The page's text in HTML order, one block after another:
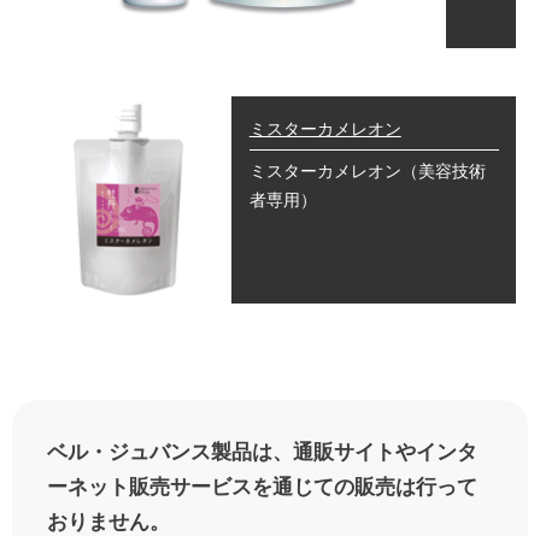
ミスターカメレオン
ミスターカメレオン （美容技術
者専用）
ベル・ジュバンス製品は、通販サイトやインタ
ーネット販売サービスを通じての販売は行って
おりません。